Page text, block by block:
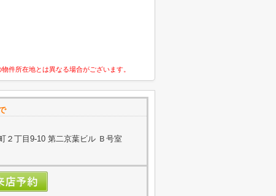
件所在地とは異なる場合がございます。
２丁目9-10 第二京葉ビル Ｂ号室